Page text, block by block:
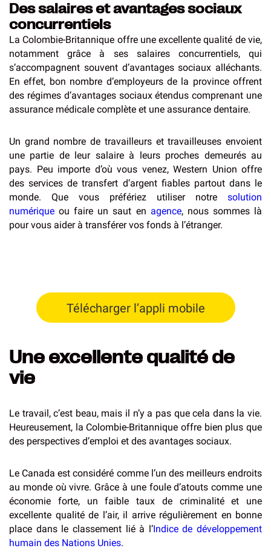
Des salaires et avantages sociaux
concurrentiels
La Colombie-Britannique offre une excellente qualité de vie,
notamment grâce à ses salaires concurrentiels, qui
s’accompagnent souvent d’avantages sociaux alléchants.
En effet, bon nombre d’employeurs de la province offrent
des régimes d’avantages sociaux étendus comprenant une
assurance médicale complète et une assurance dentaire.
Un grand nombre de travailleurs et travailleuses envoient
une partie de leur salaire à leurs proches demeurés au
pays. Peu importe d’où vous venez, Western Union offre
des services de transfert d’argent fiables partout dans le
monde. Que vous préfériez utiliser notre solution
numérique ou faire un saut en agence, nous sommes là
pour vous aider à transférer vos fonds à l’étranger.
Télécharger l’appli mobile
Une excellente qualité de
vie
Le travail, c’est beau, mais il n’y a pas que cela dans la vie.
Heureusement, la Colombie-Britannique offre bien plus que
des perspectives d’emploi et des avantages sociaux.
Le Canada est considéré comme l’un des meilleurs endroits
au monde où vivre. Grâce à une foule d’atouts comme une
économie forte, un faible taux de criminalité et une
excellente qualité de l’air, il arrive régulièrement en bonne
place dans le classement lié à l’Indice de développement
humain des Nations Unies.